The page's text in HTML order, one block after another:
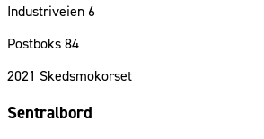
Industriveien 6
Postboks 84
2021 Skedsmokorset
Sentralbord